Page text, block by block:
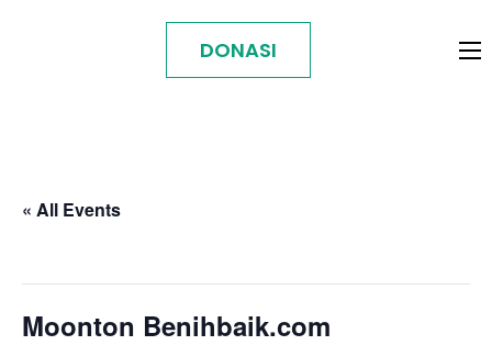
DONASI
« All Events
Moonton Benihbaik.com